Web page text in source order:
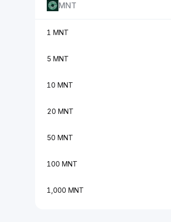
MNT
1 MNT
5 MNT
10 MNT
20 MNT
50 MNT
100 MNT
1,000 MNT